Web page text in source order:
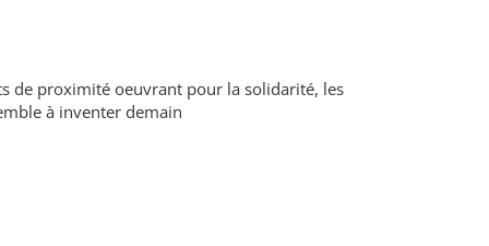
de proximité oeuvrant pour la solidarité, les
à inventer demain